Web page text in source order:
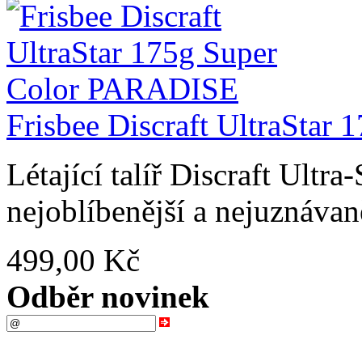
Frisbee Discraft UltraStar
Létající talíř Discraft Ultra-
nejoblíbenější a
499,00 Kč
Odběr novinek